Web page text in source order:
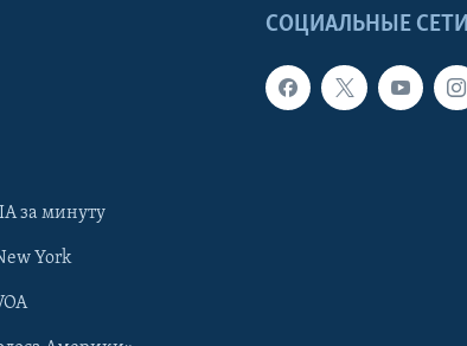
СОЦИАЛЬНЫЕ СЕТИ
за минуту
York